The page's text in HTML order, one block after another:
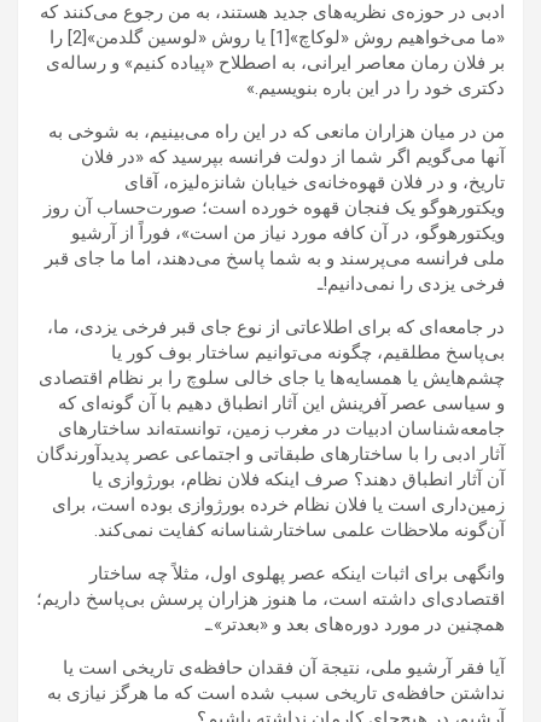
ادبی در حوزه‌ی نظریه‌های جدید هستند، به من رجوع می‌کنند که
«ما می‌خواهیم روش «لوکاچ»[1] یا روش «لوسین گلدمن»[2] را
بر فلان رمان معاصر ایرانی، به اصطلاح «پیاده کنیم» و رساله‌ی
دکتری خود را در این باره بنویسیم.»
من در میان هزاران مانعی که در این راه می‌بینیم، به شوخی به
آنها می‌گویم اگر شما از دولت فرانسه بپرسید که «در فلان
تاریخ، و در فلان قهوه‌خانه‌ی خیابان شانزه‌لیزه، آقای
ویکتورهوگو یک فنجان قهوه خورده است؛ صورت‌حساب آن روز
ویکتورهوگو، در آن کافه مورد نیاز من است»، فوراً از آرشیو
ملی فرانسه می‌پرسند و به شما پاسخ می‌دهند، اما ما جای قبر
فرخی یزدی را نمی‌دانیم!ـ
در جامعه‌ای که برای اطلاعاتی از نوع جای قبر فرخی یزدی، ما،
بی‌پاسخ مطلقیم، چگونه می‌توانیم ساختار بوف کور یا
چشم‌هایش یا همسایه‌ها یا جای خالی سلوچ را بر نظام اقتصادی
و سیاسی عصر آفرینش این آثار انطباق دهیم با آن گونه‌ای که
جامعه‌شناسان ادبیات در مغرب زمین، توانسته‌اند ساختارهای
آثار ادبی را با ساختارهای طبقاتی و اجتماعی عصر پدیدآورندگان
آن آثار انطباق دهند؟ صرف اینکه فلان نظام، بورژوازی یا
زمین‌داری است یا فلان نظام خرده بورژوازی بوده است، برای
آن‌گونه ملاحظات علمی ساختارشناسانه کفایت نمی‌کند.
وانگهی برای اثبات اینکه عصر پهلوی اول، مثلاً چه ساختار
اقتصادی‌ای داشته است، ما هنوز هزاران پرسش بی‌پاسخ داریم؛
همچنین در مورد دوره‌های بعد و «بعدتر».ـ
آیا فقر آرشیو ملی، نتیجة آن فقدان حافظه‌ی تاریخی است یا
نداشتن حافظه‌ی تاریخی سبب شده است که ما هرگز نیازی به